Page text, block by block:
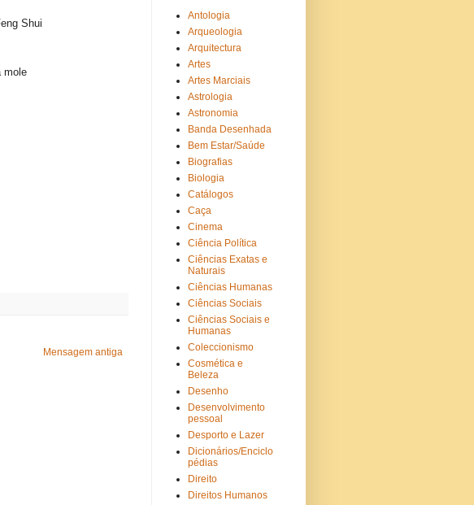
Shui
mole
Mensagem antiga
Antologia
Arqueologia
Arquitectura
Artes
Artes Marciais
Astrologia
Astronomia
Banda Desenhada
Bem Estar/Saúde
Biografias
Biologia
Catálogos
Caça
Cinema
Ciência Política
Ciências Exatas e
Naturais
Ciências Humanas
Ciências Sociais
Ciências Sociais e
Humanas
Coleccionismo
Cosmética e
Beleza
Desenho
Desenvolvimento
pessoal
Desporto e Lazer
Dicionários/Enciclo
pédias
Direito
Direitos Humanos